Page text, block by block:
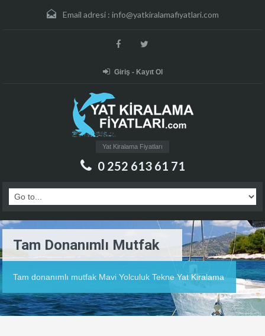
Email adresi : info@yatkiralamafiyatlari.com
Giriş - Kayıt Ol
Yat Kiralama Fiyatları
0 252 613 61 71
Tam Donanımlı Mutfak
Tam donanımlı mutfak Mavi Yolculuk Tekne Yat Kiralama